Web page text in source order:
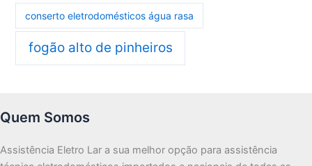
conserto eletrodomésticos água rasa
fogão alto de pinheiros
Quem Somos
Assistência Eletro Lar a sua melhor opção para assistência